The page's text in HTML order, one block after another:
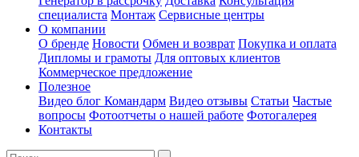
специалиста Монтаж Сервисные центры
О компании
О бренде Новости Обмен и возврат Покупка и оплата
Дипломы и грамоты Для оптовых клиентов
Коммерческое предложение
Полезное
Видео блог Командарм Видео отзывы Статьи Частые
вопросы Фотоотчеты о нашей работе Фотогалерея
Контакты